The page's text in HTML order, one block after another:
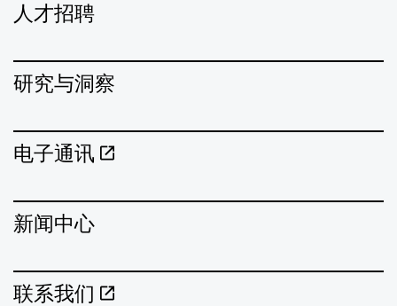
人才招聘
研究与洞察
电子通讯
新闻中心
联系我们